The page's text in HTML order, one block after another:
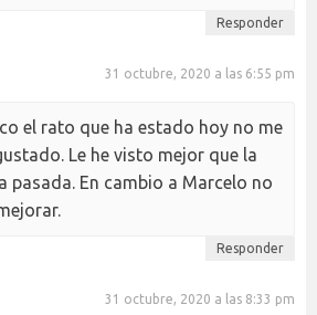
Responder
31 octubre, 2020 a las 6:55 pm
el rato que ha estado hoy no me
Le he visto mejor que la
pasada. En cambio a Marcelo no
Responder
31 octubre, 2020 a las 8:33 pm